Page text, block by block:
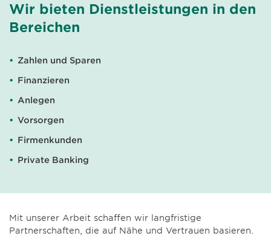
Wir bieten Dienstleistungen in den
Bereichen
Zahlen und Sparen
Finanzieren
Anlegen
Vorsorgen
Firmenkunden
Private Banking
Mit unserer Arbeit schaffen wir langfristige
Partnerschaften, die auf Nähe und Vertrauen basieren.